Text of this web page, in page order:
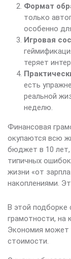
Формат
только
особенно
Игровая
теряет
есть
реальной
неделю.
Финансовая
окупаются всю
бюджет в 10 лет,
типичных
жизни «от
накоплениями.
В этой подборке
грамотности, на
Экономия может
стоимости.